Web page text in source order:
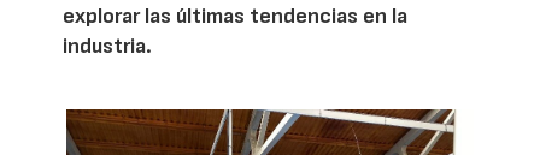
explorar las últimas tendencias en la
industria.